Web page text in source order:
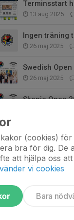
Terminsstart
13 aug 2025
Ingen träning
26 maj 2025
Swedish Open
26 maj 2025
Skopje Open
7 apr 2025
(cookies)
bra för dig. De
att hjälpa oss
vi cookies
Bara